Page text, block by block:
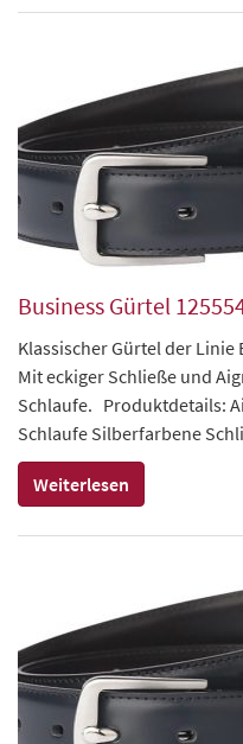
Business Gürtel
Klassischer Gürtel der Linie
Mit eckiger Schließe und
Schlaufe. Produktdetails:
Schlaufe Silberfarbene
Weiterlesen